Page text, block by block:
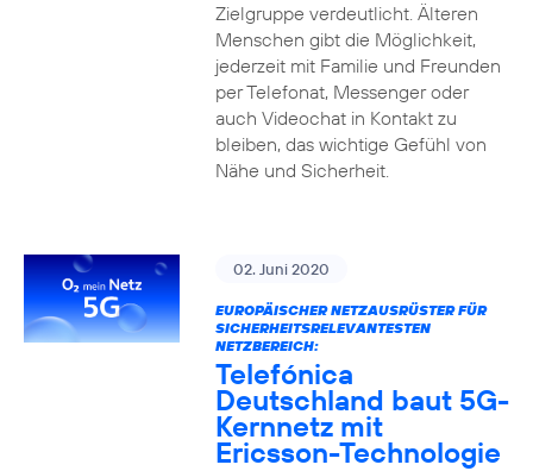
Zielgruppe verdeutlicht. Älteren
Menschen gibt die Möglichkeit,
jederzeit mit Familie und Freunden
per Telefonat, Messenger oder
auch Videochat in Kontakt zu
bleiben, das wichtige Gefühl von
Nähe und Sicherheit.
02. Juni 2020
EUROPÄISCHER NETZAUSRÜSTER FÜR
SICHERHEITSRELEVANTESTEN
NETZBEREICH:
Telefónica
Deutschland baut 5G-
Kernnetz mit
Ericsson-Technologie